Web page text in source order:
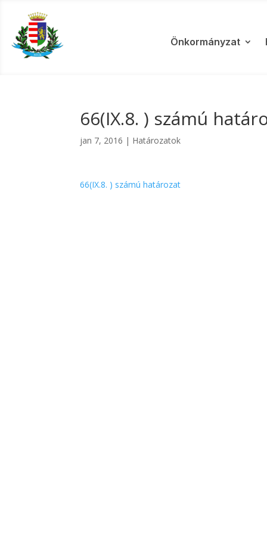
Önkormányzat
66(IX.8. ) számú
jan 7, 2016 | Határozatok
66(IX.8. ) számú határozat